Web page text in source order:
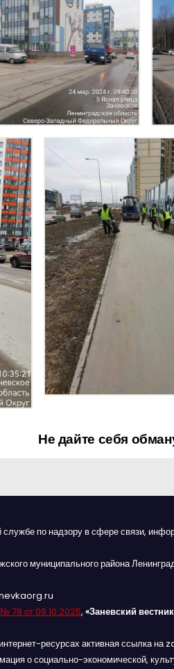
Не дайте себя
по надзору в сфере связи,
муниципального района
№ 78 от 09.10.2025, «Заневский
ресурсах активная ссылка на
о социально-экономической,